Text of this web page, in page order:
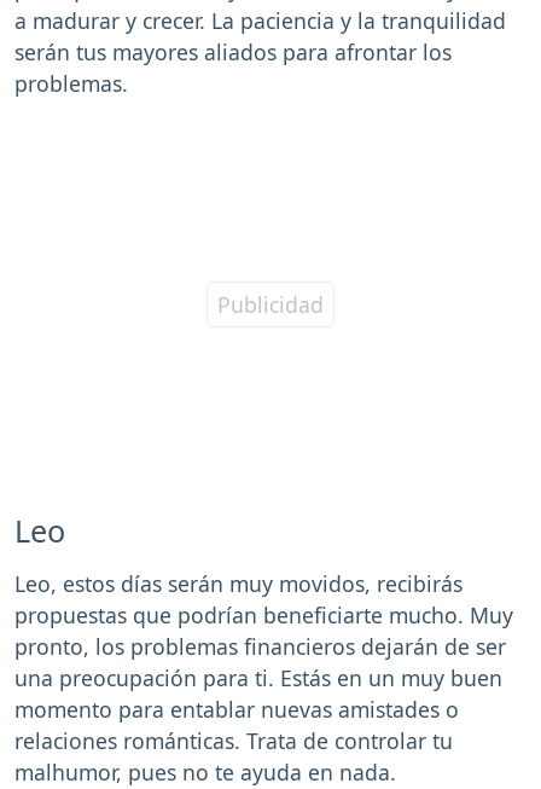
a madurar y crecer. La paciencia y la tranquilidad
serán tus mayores aliados para afrontar los
problemas.
Leo
Leo, estos días serán muy movidos, recibirás
propuestas que podrían beneficiarte mucho. Muy
pronto, los problemas financieros dejarán de ser
una preocupación para ti. Estás en un muy buen
momento para entablar nuevas amistades o
relaciones románticas. Trata de controlar tu
malhumor, pues no te ayuda en nada.